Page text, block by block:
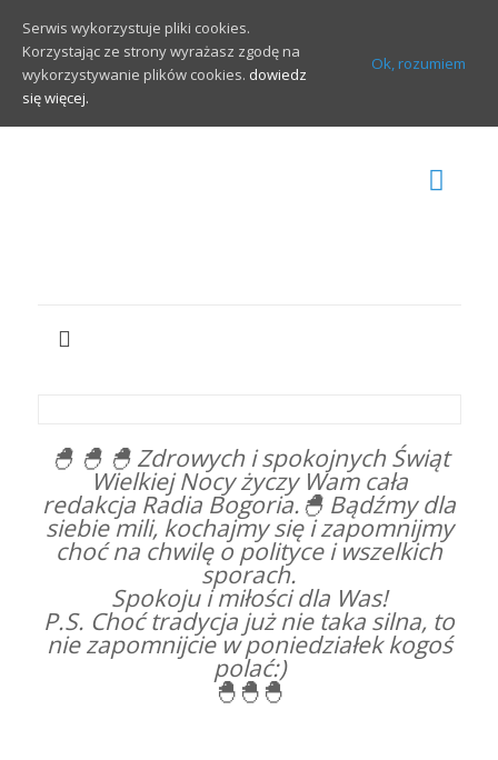
🐣 🐣 🐣 Zdrowych i spokojnych Świąt
Wielkiej Nocy życzy Wam cała
redakcja Radia Bogoria.🐣 Bądźmy dla
siebie mili, kochajmy się i zapomnijmy
choć na chwilę o polityce i wszelkich
sporach.
Spokoju i miłości dla Was!
P.S. Choć tradycja już nie taka silna, to
nie zapomnijcie w poniedziałek kogoś
polać:)
🐣🐣🐣
Serwis wykorzystuje pliki cookies.
Korzystając ze strony wyrażasz zgodę na
wykorzystywanie plików cookies. dowiedz
się więcej.
Ok, rozumiem